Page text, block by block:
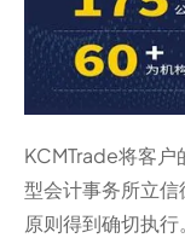
KCMTrade将客户
型会计事务所立
原则得到确切执